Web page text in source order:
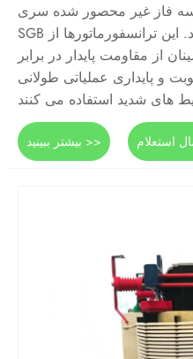
سه فاز غیر محصور شده سری
SGB با کیفیت بالا را ارائه می دهد. این ترانسفورماتورها از
از مقاومت پایدار در برابر
و پایداری عملیاتی طولانی
بیشتر ببینید >>